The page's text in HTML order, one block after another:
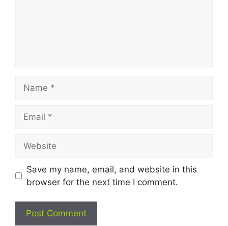
Save my name, email, and website in this
browser for the next time I comment.